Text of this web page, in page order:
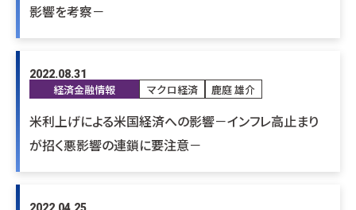
影響を考察－
2022.08.31
経済金融情報 マクロ経済 鹿庭 雄介
米利上げによる米国経済への影響－インフレ高止まり
が招く悪影響の連鎖に要注意－
2022.04.25